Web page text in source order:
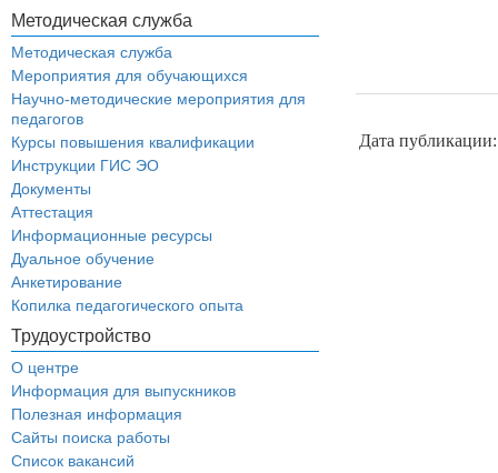
Методическая служба
Методическая служба
Мероприятия для обучающихся
Научно-методические мероприятия для
педагогов
Курсы повышения квалификации
Инструкции ГИС ЭО
Документы
Аттестация
Информационные ресурсы
Дуальное обучение
Анкетирование
Копилка педагогического опыта
Трудоустройство
О центре
Информация для выпускников
Полезная информация
Сайты поиска работы
Список вакансий
Дата